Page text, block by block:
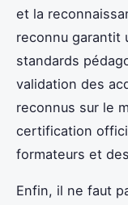
et la
reconnu garantit
standards
validation des
reconnus sur le
certification
formateurs et
Enfin, il ne faut